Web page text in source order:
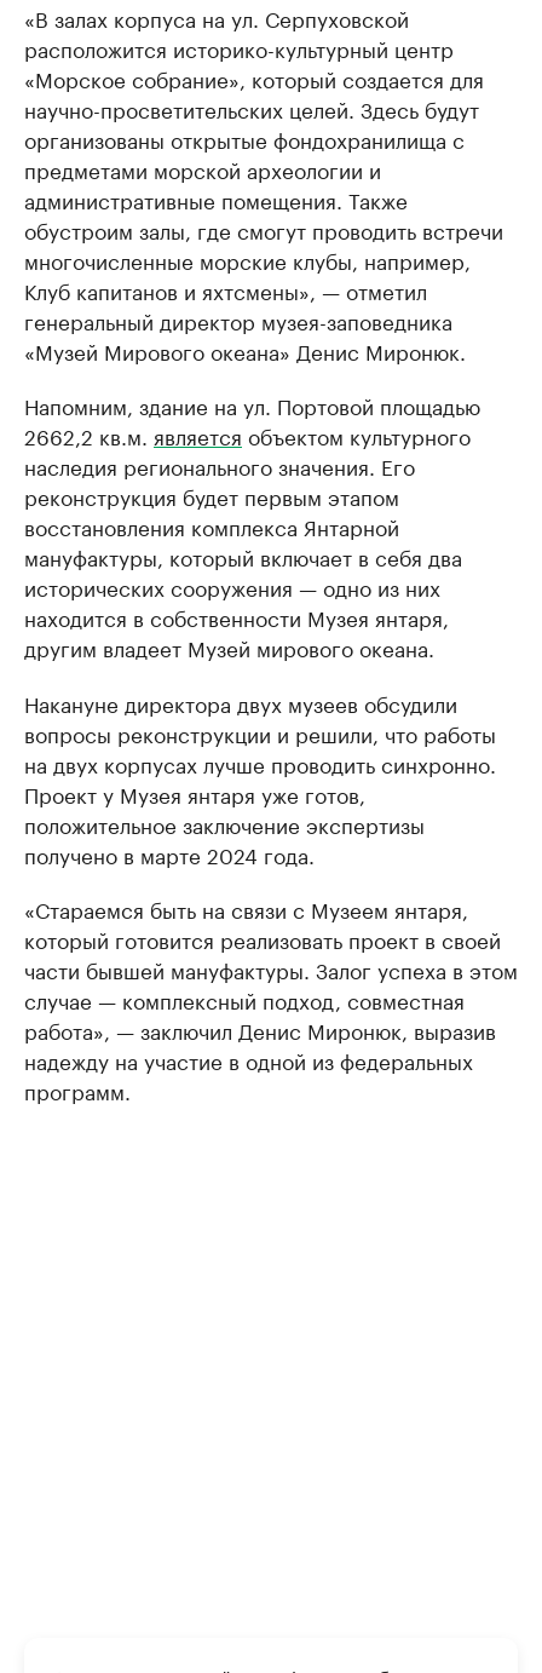
«В залах корпуса на ул. Серпуховской
расположится историко-культурный центр
«Морское собрание», который создается для
научно-просветительских целей. Здесь будут
организованы открытые фондохранилища с
предметами морской археологии и
административные помещения. Также
обустроим залы, где смогут проводить встречи
многочисленные морские клубы, например,
Клуб капитанов и яхтсмены», — отметил
генеральный директор музея-заповедника
«Музей Мирового океана» Денис Миронюк.
Напомним, здание на ул. Портовой площадью
2662,2 кв.м. является объектом культурного
наследия регионального значения. Его
реконструкция будет первым этапом
восстановления комплекса Янтарной
мануфактуры, который включает в себя два
исторических сооружения — одно из них
находится в собственности Музея янтаря,
другим владеет Музей мирового океана.
Накануне директора двух музеев обсудили
вопросы реконструкции и решили, что работы
на двух корпусах лучше проводить синхронно.
Проект у Музея янтаря уже готов,
положительное заключение экспертизы
получено в марте 2024 года.
«Стараемся быть на связи с Музеем янтаря,
который готовится реализовать проект в своей
части бывшей мануфактуры. Залог успеха в этом
случае — комплексный подход, совместная
работа», — заключил Денис Миронюк, выразив
надежду на участие в одной из федеральных
программ.